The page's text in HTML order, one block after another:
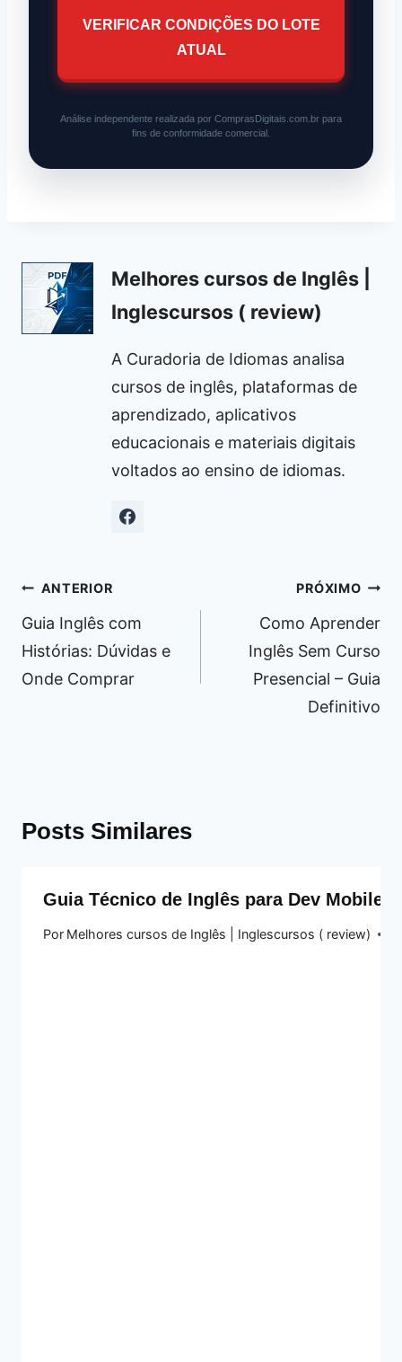
VERIFICAR CONDIÇÕES DO LOTE
ATUAL
Análise independente realizada por ComprasDigitais.com.br para
fins de conformidade comercial.
Melhores cursos de Inglês |
Inglescursos ( review)
A Curadoria de Idiomas analisa
cursos de inglês, plataformas de
aprendizado, aplicativos
educacionais e materiais digitais
voltados ao ensino de idiomas.
Navegação
de
Post
ANTERIOR
Guia Inglês com
Histórias: Dúvidas e
Onde Comprar
PRÓXIMO
Como Aprender
Inglês Sem Curso
Presencial – Guia
Definitivo
Posts Similares
Guia Técnico de Inglês para Dev Mobile:
Por Melhores cursos de Inglês | Inglescursos ( review)